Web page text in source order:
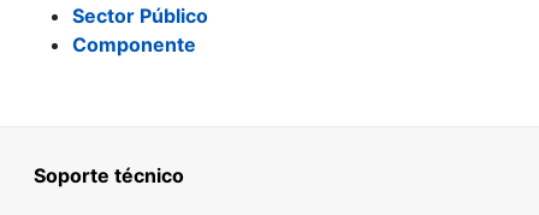
Sector Público
Componente
Soporte técnico